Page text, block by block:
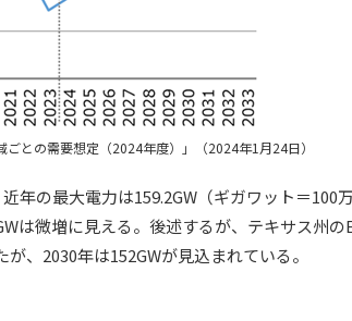
との需要想定（2024年度）」（2024年1月24日）
の最大電力は159.2GW（ギガワット＝100万
は微増に見える。後述するが、テキサス州の
、2030年は152GWが見込まれている。